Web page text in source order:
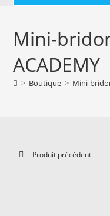
Mini-
ACADEMY
> Boutique > Mini-
Produit précédent